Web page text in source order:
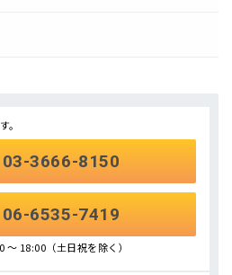
。
03-3666-8150
06-6535-7419
18:00（土日祝を除く）